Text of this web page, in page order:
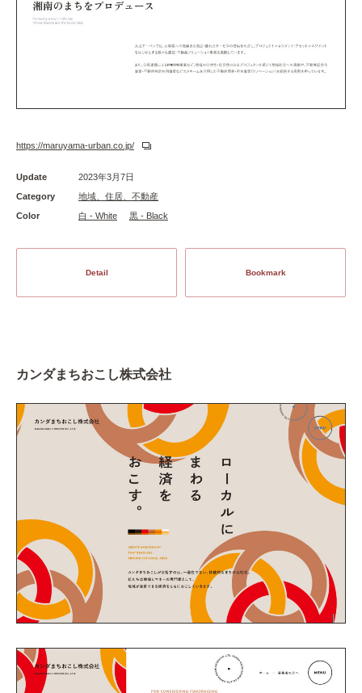
https://maruyama-urban.co.jp/
Update
2023年3月7日
Category
地域、住居、不動産
Color
白 - White 黒 - Black
Detail Bookmark
カンダまちおこし株式会社